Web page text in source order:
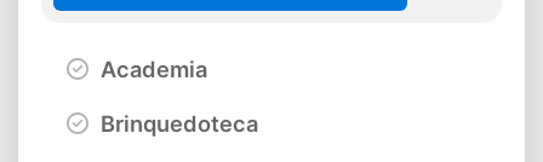
Academia
Brinquedoteca